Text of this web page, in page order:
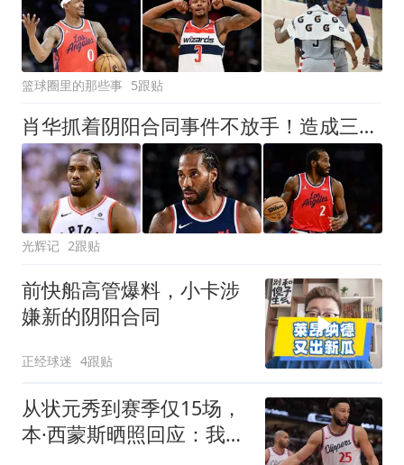
篮球圈里的那些事 5跟贴
肖华抓着阴阳合同事件不放手！造成三输局面，猛龙无辜被拖入局
光辉记 2跟贴
前快船高管爆料，小卡涉
嫌新的阴阳合同
正经球迷 4跟贴
从状元秀到赛季仅15场，
本·西蒙斯晒照回应：我不